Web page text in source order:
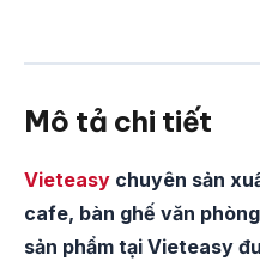
Mô tả chi tiết
Vieteasy chuyên sản
cafe, bàn ghế văn
sản phẩm tại Vieteasy